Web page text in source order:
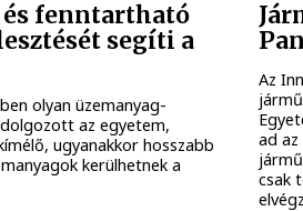
fenntartható
segíti a
olyan üzemanyag-
az egyetem,
ugyanakkor hosszabb
kerülhetnek a
Az
ad
csak